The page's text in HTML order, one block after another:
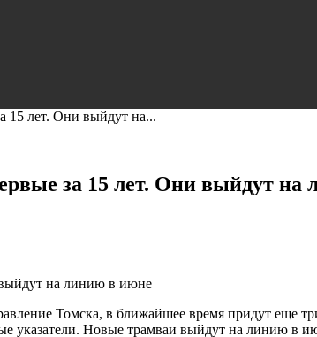
15 лет. Они выйдут на...
за 15 лет. Они выйдут на
Томска, в ближайшее время придут еще
указатели. Новые трамваи выйдут на линию в